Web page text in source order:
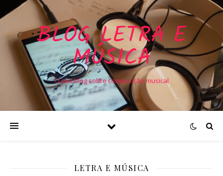
BLOG LETRA E
MÚSICA
O seu blog sobre composição musical
LETRA E MÚSICA